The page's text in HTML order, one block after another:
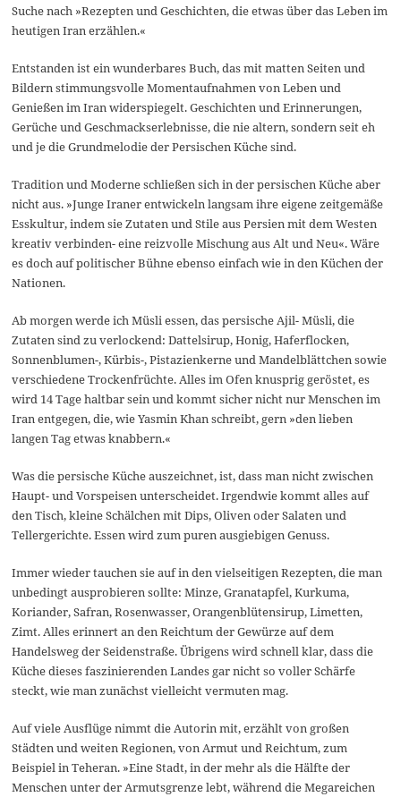
Suche nach »Rezepten und Geschichten, die etwas über das Leben im
heutigen Iran erzählen.«
Entstanden ist ein wunderbares Buch, das mit matten Seiten und
Bildern stimmungsvolle Momentaufnahmen von Leben und
Genießen im Iran widerspiegelt. Geschichten und Erinnerungen,
Gerüche und Geschmackserlebnisse, die nie altern, sondern seit eh
und je die Grundmelodie der Persischen Küche sind.
Tradition und Moderne schließen sich in der persischen Küche aber
nicht aus. »Junge Iraner entwickeln langsam ihre eigene zeitgemäße
Esskultur, indem sie Zutaten und Stile aus Persien mit dem Westen
kreativ verbinden- eine reizvolle Mischung aus Alt und Neu«. Wäre
es doch auf politischer Bühne ebenso einfach wie in den Küchen der
Nationen.
Ab morgen werde ich Müsli essen, das persische Ajil- Müsli, die
Zutaten sind zu verlockend: Dattelsirup, Honig, Haferflocken,
Sonnenblumen-, Kürbis-, Pistazienkerne und Mandelblättchen sowie
verschiedene Trockenfrüchte. Alles im Ofen knusprig geröstet, es
wird 14 Tage haltbar sein und kommt sicher nicht nur Menschen im
Iran entgegen, die, wie Yasmin Khan schreibt, gern »den lieben
langen Tag etwas knabbern.«
Was die persische Küche auszeichnet, ist, dass man nicht zwischen
Haupt- und Vorspeisen unterscheidet. Irgendwie kommt alles auf
den Tisch, kleine Schälchen mit Dips, Oliven oder Salaten und
Tellergerichte. Essen wird zum puren ausgiebigen Genuss.
Immer wieder tauchen sie auf in den vielseitigen Rezepten, die man
unbedingt ausprobieren sollte: Minze, Granatapfel, Kurkuma,
Koriander, Safran, Rosenwasser, Orangenblütensirup, Limetten,
Zimt. Alles erinnert an den Reichtum der Gewürze auf dem
Handelsweg der Seidenstraße. Übrigens wird schnell klar, dass die
Küche dieses faszinierenden Landes gar nicht so voller Schärfe
steckt, wie man zunächst vielleicht vermuten mag.
Auf viele Ausflüge nimmt die Autorin mit, erzählt von großen
Städten und weiten Regionen, von Armut und Reichtum, zum
Beispiel in Teheran. »Eine Stadt, in der mehr als die Hälfte der
Menschen unter der Armutsgrenze lebt, während die Megareichen